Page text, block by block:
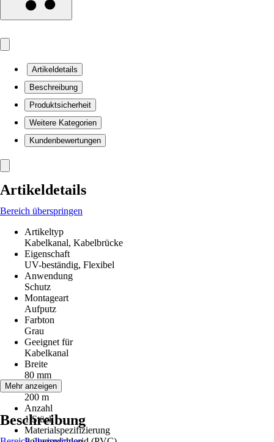
Artikeldetails
Beschreibung
Produktsicherheit
Weitere Kategorien
Kundenbewertungen
Artikeldetails
Bereich überspringen
Artikeltyp
Kabelkanal, Kabelbrücke
Eigenschaft
UV-beständig, Flexibel
Anwendung
Schutz
Montageart
Aufputz
Farbton
Grau
Geeignet für
Kabelkanal
Breite
80 mm
Länge
200 m
Anzahl
1 Stück
Materialspezifizierung
Mehr anzeigen
Beschreibung